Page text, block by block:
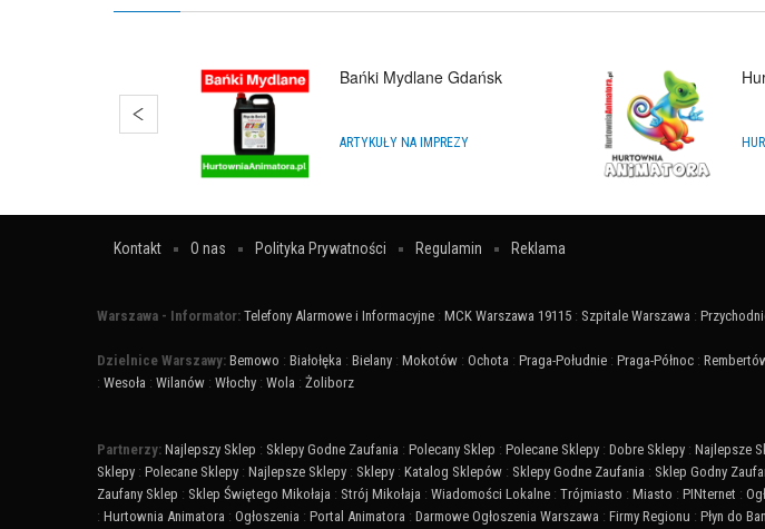
Bańki Mydlane Gdańsk
ARTYKUŁY NA IMPREZY
Kontakt O nas Polityka Prywatności Regulamin Reklama
Warszawa - Informator: Telefony Alarmowe i Informacyjne : MCK Warszawa 19115 : Szpitale Warszawa :
Dzielnice Warszawy: Bemowo : Białołęka : Bielany : Mokotów : Ochota : Praga-Południe : Praga-Północ :
: Wesoła : Wilanów : Włochy : Wola : Żoliborz
Partnerzy: Najlepszy Sklep : Sklepy Godne Zaufania : Polecany Sklep : Polecane Sklepy : Dobre Sklepy : Najlepsze
Sklepy : Polecane Sklepy : Najlepsze Sklepy : Sklepy : Katalog Sklepów : Sklepy Godne Zaufania : Sklep Godny
Zaufany Sklep : Sklep Świętego Mikołaja : Strój Mikołaja : Wiadomości Lokalne : Trójmiasto : Miasto : PINternet :
: Hurtownia Animatora : Ogłoszenia : Portal Animatora : Darmowe Ogłoszenia Warszawa : Firmy Regionu : Płyn do